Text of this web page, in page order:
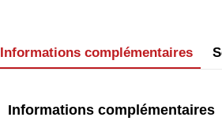
Informations complémentaires
Informations complémentaires